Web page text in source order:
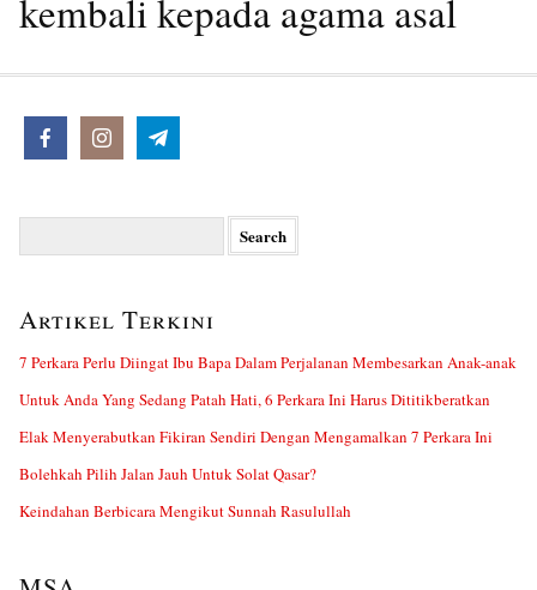
kembali kepada agama asal
Artikel Terkini
7 Perkara Perlu Diingat Ibu Bapa Dalam Perjalanan Membesarkan Anak-anak
Untuk Anda Yang Sedang Patah Hati, 6 Perkara Ini Harus Dititikberatkan
Elak Menyerabutkan Fikiran Sendiri Dengan Mengamalkan 7 Perkara Ini
Bolehkah Pilih Jalan Jauh Untuk Solat Qasar?
Keindahan Berbicara Mengikut Sunnah Rasulullah